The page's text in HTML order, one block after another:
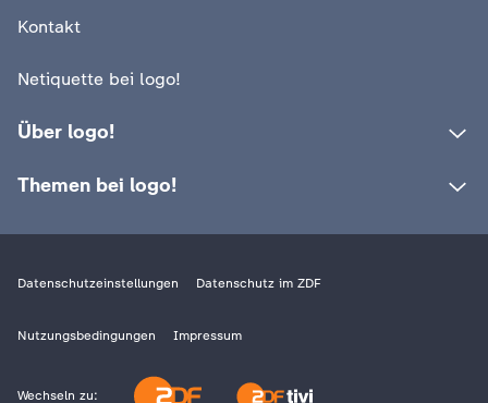
Kontakt
Netiquette bei logo!
Über logo!
Themen bei logo!
Datenschutzeinstellungen Datenschutz im ZDF
Nutzungsbedingungen Impressum
Wechseln zu: